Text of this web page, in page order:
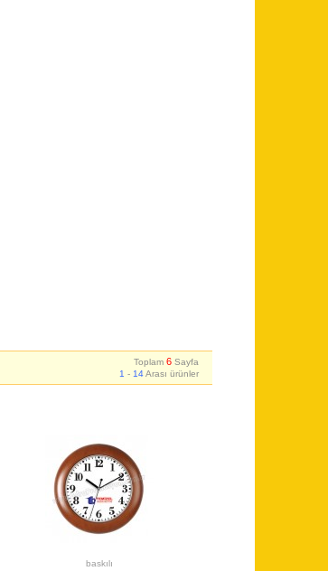
Toplam6 Sayfa
1 - 14Arası ürünler
baskılı